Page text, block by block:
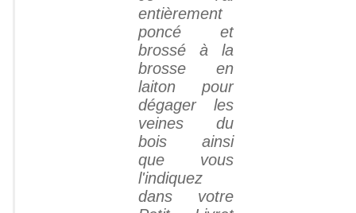
entièrement
poncé et
brossé à la
brosse en
laiton pour
dégager les
veines du
bois ainsi
que vous
l'indiquez
dans votre